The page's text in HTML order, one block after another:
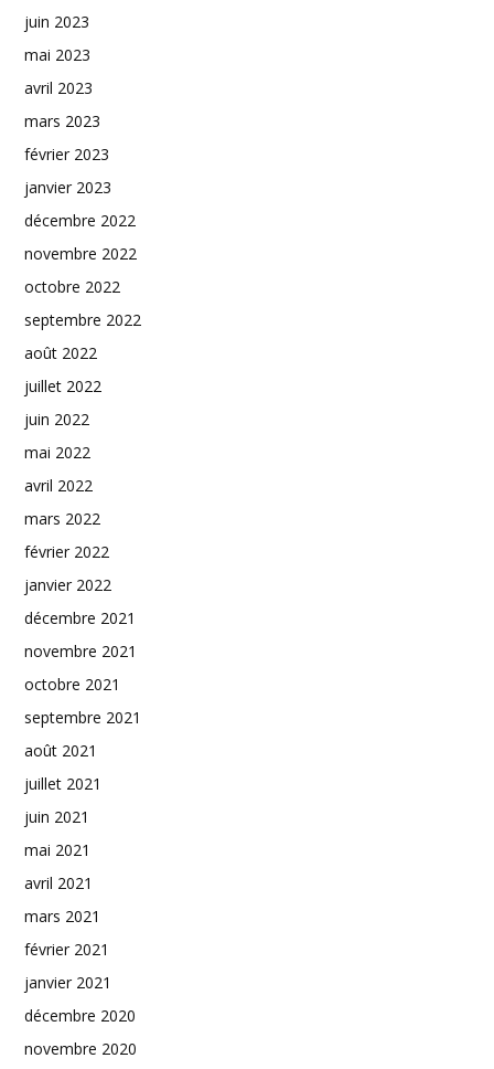
juin 2023
mai 2023
avril 2023
mars 2023
février 2023
janvier 2023
décembre 2022
novembre 2022
octobre 2022
septembre 2022
août 2022
juillet 2022
juin 2022
mai 2022
avril 2022
mars 2022
février 2022
janvier 2022
décembre 2021
novembre 2021
octobre 2021
septembre 2021
août 2021
juillet 2021
juin 2021
mai 2021
avril 2021
mars 2021
février 2021
janvier 2021
décembre 2020
novembre 2020